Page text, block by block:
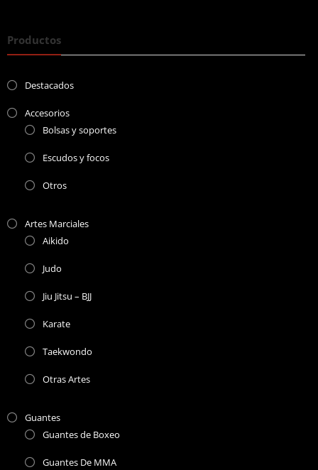
Productos
Destacados
Accesorios
Bolsas y soportes
Escudos y focos
Otros
Artes Marciales
Aikido
Judo
Jiu Jitsu – BJJ
Karate
Taekwondo
Otras Artes
Guantes
Guantes de Boxeo
Guantes De MMA